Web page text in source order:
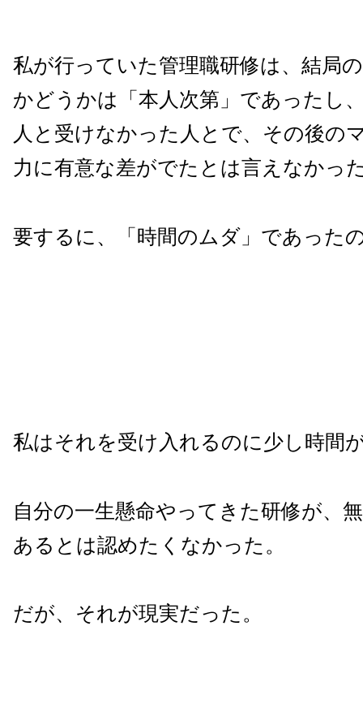
私が行っていた管理職研修は、結局
かどうかは「本人次第」であったし
人と受けなかった人とで、その後の
力に有意な差がでたとは言えなかっ
要するに、「時間のムダ」であった
私はそれを受け入れるのに少し時間
自分の一生懸命やってきた研修が、
あるとは認めたくなかった。
だが、それが現実だった。